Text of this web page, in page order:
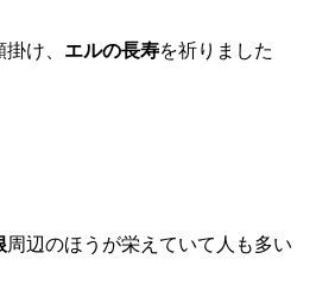
け、 エルの長寿を祈りました
周辺のほうが栄えていて人も多い